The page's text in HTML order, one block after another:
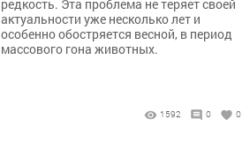
редкость. Эта проблема не теряет своей
актуальности уже несколько лет и
особенно обостряется весной, в период
массового гона животных.
1592 0 0